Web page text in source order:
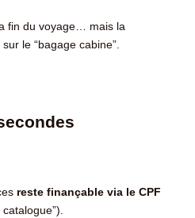
fin du voyage… mais la
le “bagage cabine”.
reste finançable via le CPF